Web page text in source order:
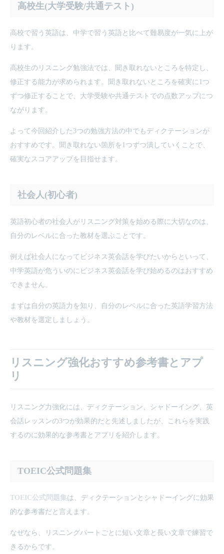
高校生(大学受験/共通テスト)
高校で習う英語は、中学で習う英語と比べて難易度が一気に上が
ります。
高校生のリスニング勉強法では、聞き取れないところを特定し、
修正する能力が求められます。聞き取れないところを確実に1つ
ずつ修正することで、大学受験や共通テストでの点数アップにつ
ながります。
よって今回紹介した3つの勉強方法の中でもディクテーションが
おすすめです。聞き取れない箇所を1つずつ潰していくことで、
確実なスコアアップを目指せます。
社会人(初心者)
英語初心者の社会人がリスニング対策を始める際に大切なのは、
自分のレベルに合った教材を選ぶことです。
例えば社会人になってビジネス英会話を学びたいからといって、
中学英語が危ういのにビジネス英会話を学び始めるのはおすすめ
できません。
まずは自分の英語力を知り、自分のレベルに合った英語学習方法
や教材を選定しましょう。
リスニング強化おすすめ参考書とアプ
リ
リスニング力強化には、ディクテーション、シャドーイング、英
会話レッスンの3つが効果的だと先述しましたが、これらを実践
するのに効果的な参考書とアプリを紹介します。
TOEIC公式問題集
TOEIC公式問題集は、ディクテーションとシャドーイングに効果
的な参考書だと言えます。
なぜなら、リスニングパートごとに短い文章と長い文章で練習で
きるからです。